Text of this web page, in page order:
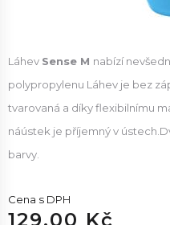
Láhev Sense M nabízí
polypropylenu Láhev je bez
tvarovaná a díky flexibilnímu
náústek je příjemný v ústech.
barvy.
Cena s DPH
129.00 Kč